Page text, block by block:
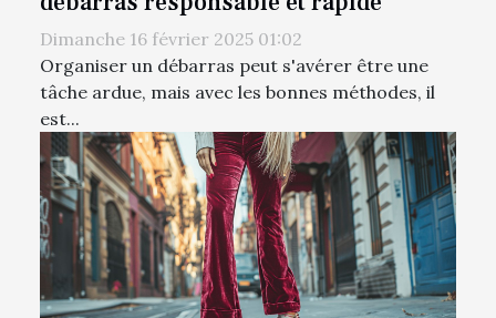
Dimanche 16 février 2025 01:02
Organiser un débarras peut s'avérer être une
tâche ardue, mais avec les bonnes méthodes, il
est...